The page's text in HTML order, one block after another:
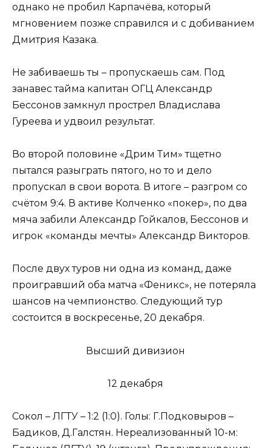
однако не пробил Карпачёва, который
мгновением позже справился и с добиванием
Дмитрия Казака.
Не забиваешь ты – пропускаешь сам. Под
занавес тайма капитан ОГЦ Александр
Бессонов замкнул прострел Владислава
Гуреева и удвоил результат.
Во второй половине «Дрим Тим» тщетно
пытался разыграть пятого, но то и дело
пропускал в свои ворота. В итоге – разгром со
счётом 9:4. В активе Колченко «покер», по два
мяча забили Александр Гойкалов, Бессонов и
игрок «команды мечты» Александр Викторов.
После двух туров ни одна из команд, даже
проигравший оба матча «Феникс», не потеряла
шансов на чемпионство. Следующий тур
состоится в воскресенье, 20 декабря.
Высший дивизион
12 декабря
Сокол – ЛГТУ – 1:2 (1:0). Голы: Г.Подковыров –
Бадиков, Д.Галстян. Нереализованный 10-м: